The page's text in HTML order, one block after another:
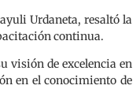
Urdaneta, resaltó la
continua.
visión de excelencia en
en el conocimiento de